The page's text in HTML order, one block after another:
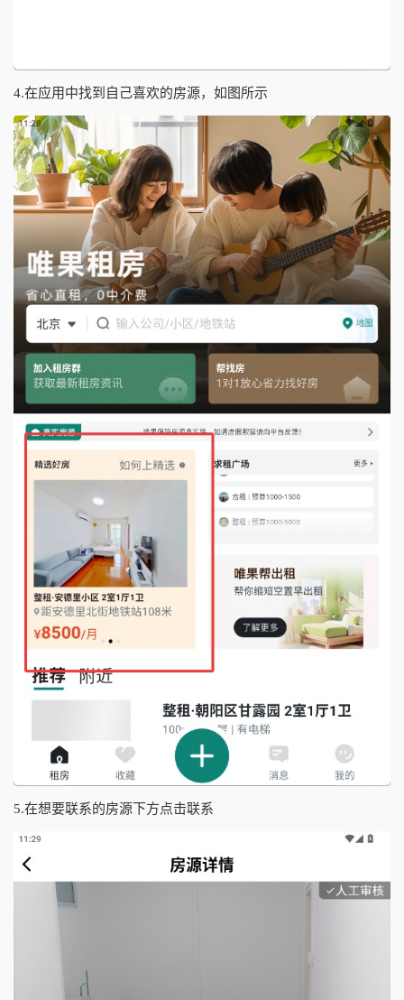
4.在应用中找到自己喜欢的房源，如图所示
5.在想要联系的房源下方点击联系